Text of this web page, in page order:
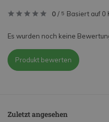
0 / 5 Basiert auf 0
Es wurden noch keine
Produkt bewerten
Zuletzt angesehen